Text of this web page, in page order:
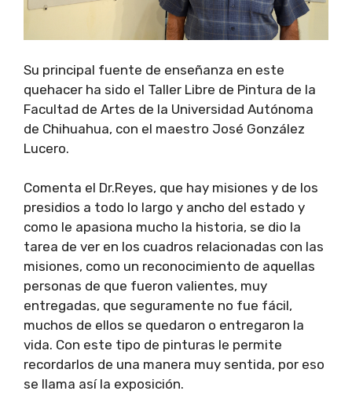
Su principal fuente de enseñanza en este
quehacer ha sido el Taller Libre de Pintura de la
Facultad de Artes de la Universidad Autónoma
de Chihuahua, con el maestro José González
Lucero.
Comenta el Dr.Reyes, que hay misiones y de los
presidios a todo lo largo y ancho del estado y
como le apasiona mucho la historia, se dio la
tarea de ver en los cuadros relacionadas con las
misiones, como un reconocimiento de aquellas
personas de que fueron valientes, muy
entregadas, que seguramente no fue fácil,
muchos de ellos se quedaron o entregaron la
vida. Con este tipo de pinturas le permite
recordarlos de una manera muy sentida, por eso
se llama así la exposición.